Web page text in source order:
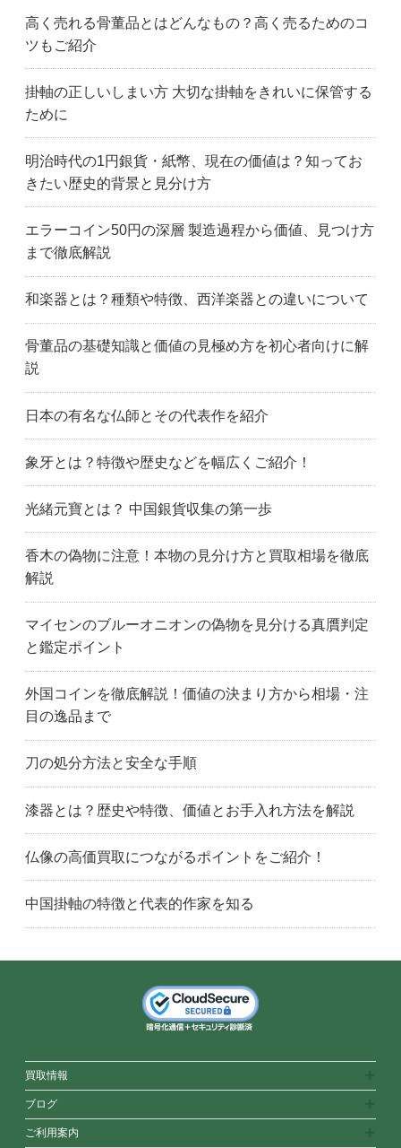
高く売れる骨董品とはどんなもの？高く売るためのコ
ツもご紹介
掛軸の正しいしまい方 大切な掛軸をきれいに保管する
ために
明治時代の1円銀貨・紙幣、現在の価値は？知ってお
きたい歴史的背景と見分け方
エラーコイン50円の深層 製造過程から価値、見つけ方
まで徹底解説
和楽器とは？種類や特徴、西洋楽器との違いについて
骨董品の基礎知識と価値の見極め方を初心者向けに解
説
日本の有名な仏師とその代表作を紹介
象牙とは？特徴や歴史などを幅広くご紹介！
光緒元寶とは？ 中国銀貨収集の第一歩
香木の偽物に注意！本物の見分け方と買取相場を徹底
解説
マイセンのブルーオニオンの偽物を見分ける真贋判定
と鑑定ポイント
外国コインを徹底解説！価値の決まり方から相場・注
目の逸品まで
刀の処分方法と安全な手順
漆器とは？歴史や特徴、価値とお手入れ方法を解説
仏像の高価買取につながるポイントをご紹介！
中国掛軸の特徴と代表的作家を知る
買取情報
ブログ
ご利用案内